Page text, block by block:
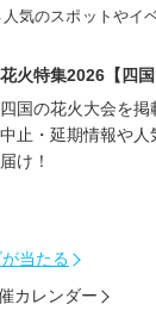
気のスポットやイ
花火特集2026【四国
四国の花火大会を掲
中止・延期情報や人
届け！
当たる
カレンダー